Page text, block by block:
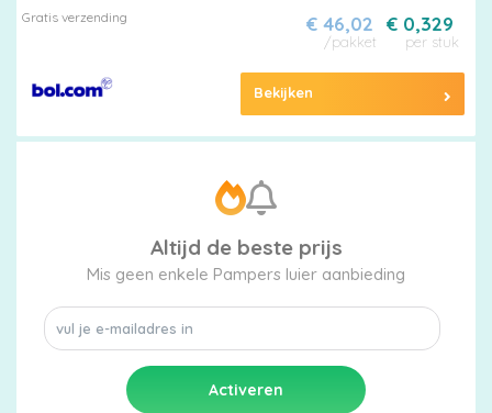
Gratis verzending
€ 0,329
per stuk
€ 46,02
/pakket
Bekijken
Altijd de beste prijs
Mis geen enkele Pampers luier aanbieding